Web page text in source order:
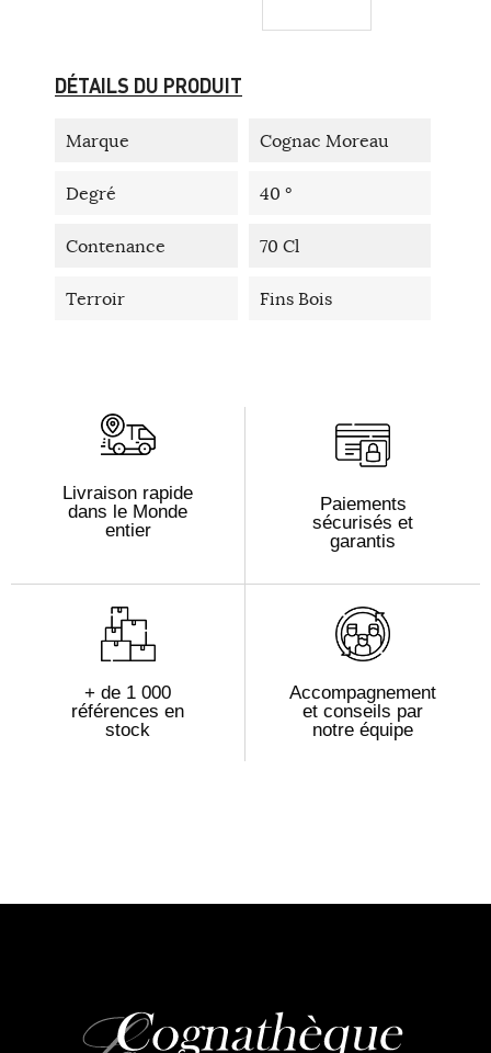
DÉTAILS DU PRODUIT
Marque Cognac Moreau
Degré 40 °
Contenance 70 Cl
Terroir Fins Bois
Livraison rapide
dans le Monde
entier
Paiements
sécurisés et
garantis
+ de 1 000
références en
stock
Accompagnement
et conseils par
notre équipe